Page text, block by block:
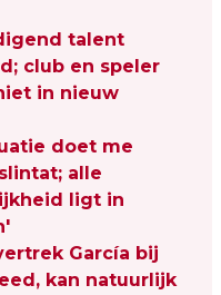
talent
club en speler
in nieuw
doet me
alle
ligt in
García bij
kan natuurlijk